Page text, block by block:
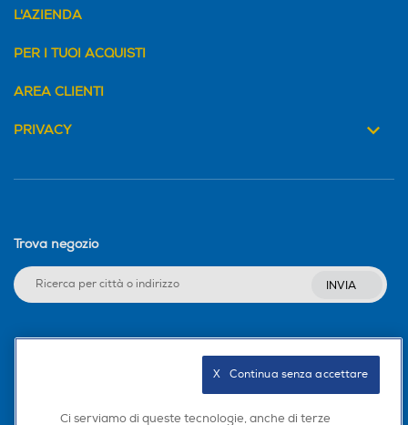
L'AZIENDA
PER I TUOI ACQUISTI
AREA CLIENTI
PRIVACY
Trova negozio
INVIA
Ci serviamo di queste tecnologie, anche di terze
X   Continua senza accettare